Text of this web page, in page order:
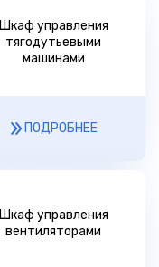
Шкаф управления
тягодутьевыми
машинами
ПОДРОБНЕЕ
Шкаф управления
вентиляторами